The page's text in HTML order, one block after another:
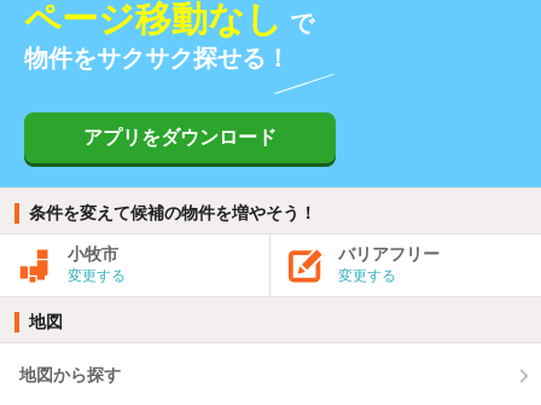
ページ移動なし で
物件をサクサク探せる！
アプリをダウンロード
条件を変えて候補の物件を増やそう！
小牧市
変更する
バリアフリー
変更する
地図
地図から探す